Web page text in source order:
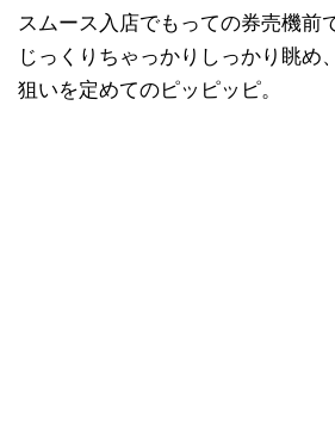
スムース入店でもっての券売機前
じっくりちゃっかりしっかり眺め、
狙いを定めてのピッピッピ。